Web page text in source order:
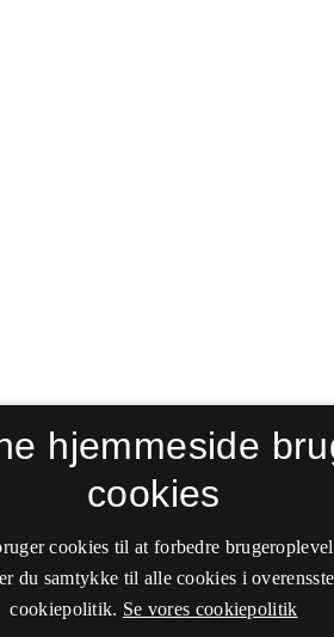
hjemmeside
cookies
cookies til at forbedre
du samtykke til alle cookies i
cookiepolitik. Se vores cookiepolitik